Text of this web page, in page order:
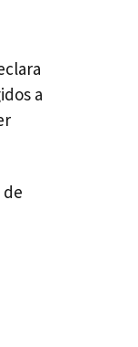
a
de